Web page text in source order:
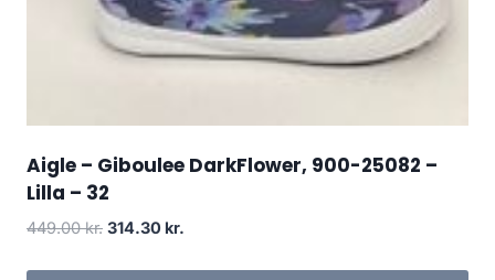
Aigle – Giboulee DarkFlower, 900-25082 –
Lilla – 32
449.00kr. Den
314.30 kr.